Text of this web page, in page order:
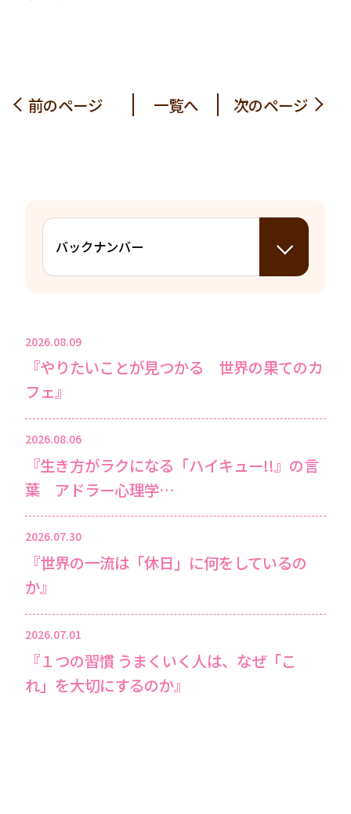
前のページ 一覧へ 次のページ
2026.08.09
『やりたいことが見つかる 世界の果てのカ
フェ』
2026.08.06
『生き方がラクになる「ハイキュー!!』の言
葉 アドラー心理学…
2026.07.30
『世界の一流は「休日」に何をしているの
か』
2026.07.01
『１つの習慣 うまくいく人は、なぜ「こ
れ」を大切にするのか』